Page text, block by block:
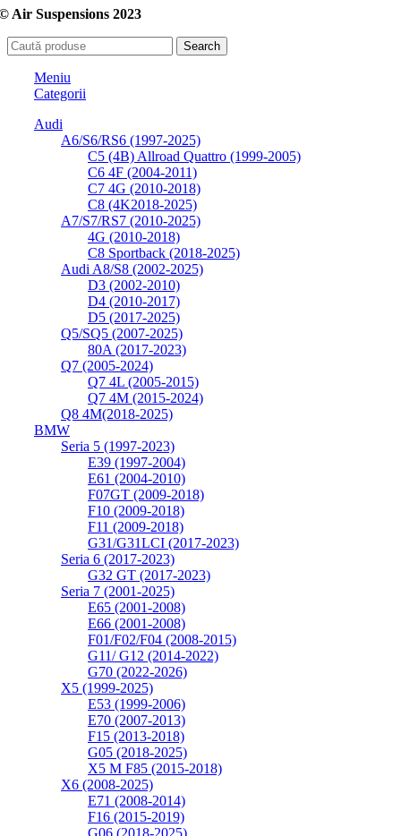
Air Suspensions 2023
Search
Meniu
Categorii
Audi
A6/S6/RS6 (1997-2025)
C5 (4B) Allroad Quattro (1999-2005)
C6 4F (2004-2011)
C7 4G (2010-2018)
C8 (4K2018-2025)
A7/S7/RS7 (2010-2025)
4G (2010-2018)
C8 Sportback (2018-2025)
Audi A8/S8 (2002-2025)
D3 (2002-2010)
D4 (2010-2017)
D5 (2017-2025)
Q5/SQ5 (2007-2025)
80A (2017-2023)
Q7 (2005-2024)
Q7 4L (2005-2015)
Q7 4M (2015-2024)
Q8 4M(2018-2025)
BMW
Seria 5 (1997-2023)
E39 (1997-2004)
E61 (2004-2010)
F07GT (2009-2018)
F10 (2009-2018)
F11 (2009-2018)
G31/G31LCI (2017-2023)
Seria 6 (2017-2023)
G32 GT (2017-2023)
Seria 7 (2001-2025)
E65 (2001-2008)
E66 (2001-2008)
F01/F02/F04 (2008-2015)
G11/ G12 (2014-2022)
G70 (2022-2026)
X5 (1999-2025)
E53 (1999-2006)
E70 (2007-2013)
F15 (2013-2018)
G05 (2018-2025)
X5 M F85 (2015-2018)
X6 (2008-2025)
E71 (2008-2014)
F16 (2015-2019)
G06 (2018-2025)